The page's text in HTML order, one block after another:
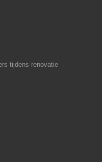
tijdens renovatie